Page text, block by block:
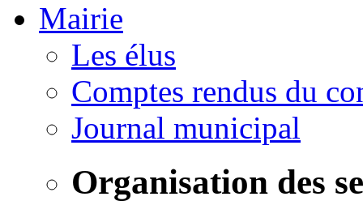
Mairie
Les élus
Comptes rendus du
Journal municipal
Organisation des